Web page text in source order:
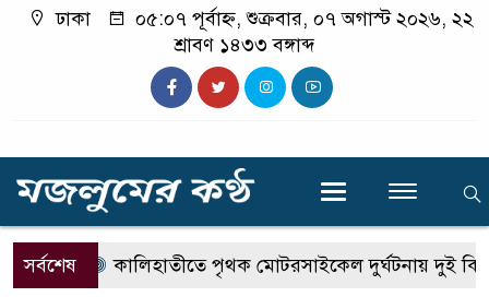
ঢাকা
০৫:০৭ পূর্বাহ্ন, শুক্রবার, ০৭ অগাস্ট ২০২৬, ২২
শ্রাবণ ১৪৩৩ বঙ্গাব্দ
সর্বশেষ কালিহাতীতে পৃথক মোটরসাইকেল দুর্ঘটনায় দুই